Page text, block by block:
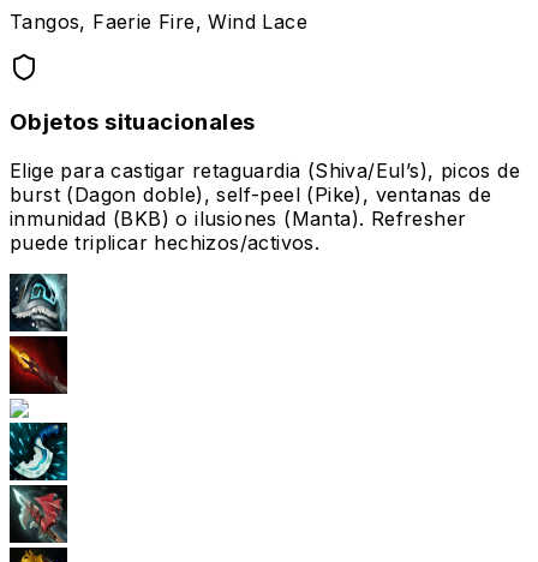
Tangos, Faerie Fire, Wind Lace
Objetos situacionales
Elige para castigar retaguardia (Shiva/Eul’s), picos de
burst (Dagon doble), self-peel (Pike), ventanas de
inmunidad (BKB) o ilusiones (Manta). Refresher
puede triplicar hechizos/activos.